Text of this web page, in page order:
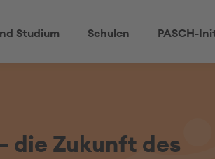
Studium Schulen PASCH-
die Zukunft des